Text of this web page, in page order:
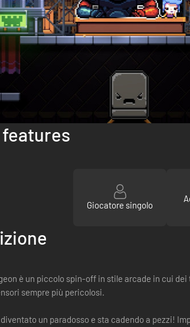
features
Giocatore singolo
è un piccolo spin-off in stile arcade in cui
sempre più pericolosi.
diventato un paradosso e sta cadendo a pezzi!